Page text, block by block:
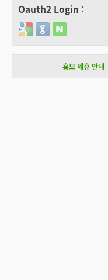
Oauth2 Login :
Login with Google
Login with GitHub
Login with Naver
홍보 제휴 안내